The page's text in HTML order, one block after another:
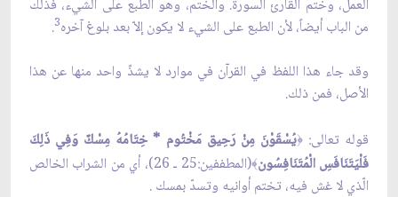
العمل، وختم القارئ السورة. والختم، وهو الطبع على الشيء، فذلك
من الباب أيضاً، لأن الطبع على الشيء لا يكون إلاّ بعد بلوغ آخره3
.
وقد جاء هذا اللفظ في القرآن في موارد لا يشذّ واحد منها عن هذا
الأصل، فمن ذلك.
قوله تعالى:﴿يُسْقَوْنَ مِنْ رَحِيق مَخْتُوم * خِتَامُهُ مِسْكٌ وَفِي ذَلِكَ
فَلْيَتَنَافَسِ الْمُتَنَافِسُون﴾
(المطففين:25 ـ 26)، أي من الشراب الخالص
الّذي لا غش فيه، تختم أوانيه وتسدّ بمسك .